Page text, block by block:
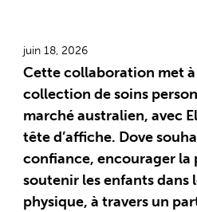
juin 18, 2026
Cette collaboration met à
collection de soins
marché australien, avec
tête d’affiche. Dove
confiance, encourager la
soutenir les enfants dans
physique, à travers un